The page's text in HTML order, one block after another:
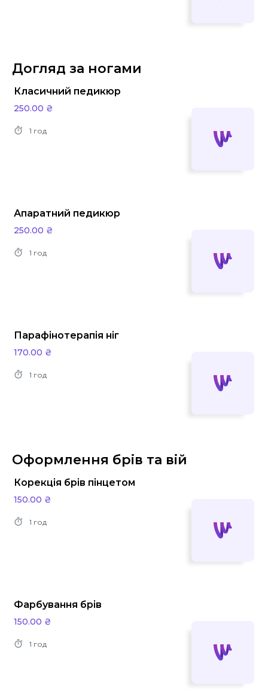
Догляд за ногами
Класичний педикюр
250.00 ₴
1 год
Апаратний педикюр
250.00 ₴
1 год
Парафінотерапія ніг
170.00 ₴
1 год
Оформлення брів та вій
Корекція брів пінцетом
150.00 ₴
1 год
Фарбування брів
150.00 ₴
1 год